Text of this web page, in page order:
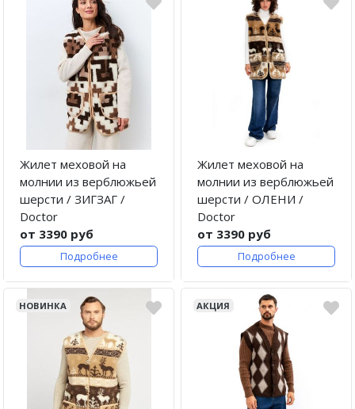
Жилет меховой на
молнии из верблюжьей
шерсти / ЗИГЗАГ /
Doctor
от 3390 руб
Подробнее
Жилет меховой на
молнии из верблюжьей
шерсти / ОЛЕНИ /
Doctor
от 3390 руб
Подробнее
НОВИНКА АКЦИЯ